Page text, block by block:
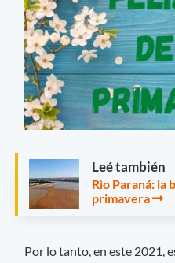
Leé también
Rìo Paraná: la
primavera
Por lo tanto, en este 2021,